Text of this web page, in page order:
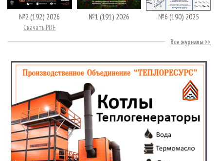
№2 (192) 2026
Скачать PDF
№1 (191) 2026 №6 (190) 2025
Все журналы